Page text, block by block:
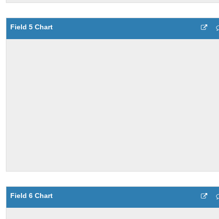
Field 5 Chart
Field 6 Chart